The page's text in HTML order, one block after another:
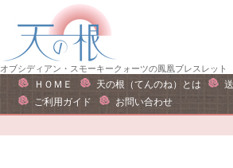
ー
ン
オブシディアン・スモーキークォーツの鳳凰ブレスレット（
ＨＯＭＥ 天の根（てんのね）とは
ご利用ガイド
お問い合わせ